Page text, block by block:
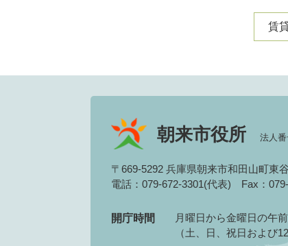
賃
朝来市役所 法人
〒669-5292 兵庫県朝来市和田山町東
電話：079-672-3301(代表) Fax：
開庁時間
月曜日から金曜日の午
（土、日、祝日および